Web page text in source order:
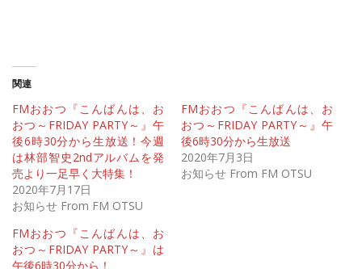
関連
FMおおつ『こんばんは、お
おつ～FRIDAY PARTY～』午
後6時30分から生放送！今週
は林部智史2ndアルバムを発
売より一足早く大特集！
2020年7月17日
お知らせ From FM OTSU
FMおおつ『こんばんは、お
おつ～FRIDAY PARTY～』午
後6時30分から生放送
2020年7月3日
お知らせ From FM OTSU
FMおおつ『こんばんは、お
おつ～FRIDAY PARTY～』は
午後6時30分から！